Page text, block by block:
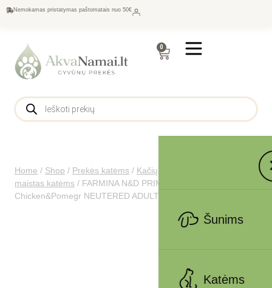
Nemokamas pristatymas paštomatais nuo 50€
0
Šunims
Katėms
Home / Shop / Prekės katėms / Kačių maistas
maistas katėms / FARMINA N&D PRIME – CAT Dry
Chicken&Pomegr NEUTERED ADULT 300 gr